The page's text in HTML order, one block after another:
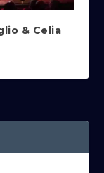
& Celia